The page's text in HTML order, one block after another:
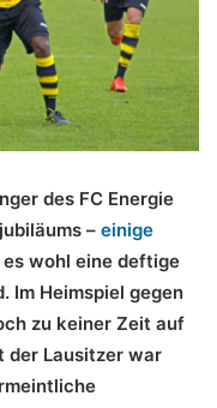
des FC Energie
– einige
es wohl eine deftige
Im Heimspiel gegen
zu keiner Zeit auf
der Lausitzer war